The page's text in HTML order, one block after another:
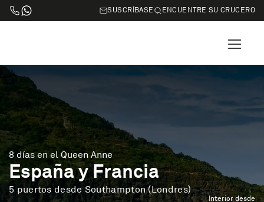
SUSCRÍBASE ENCUENTRE SU CRUCERO
8 días en el Queen Anne
España y Francia
5 puertos desde Southampton (Londres)
Interior desde